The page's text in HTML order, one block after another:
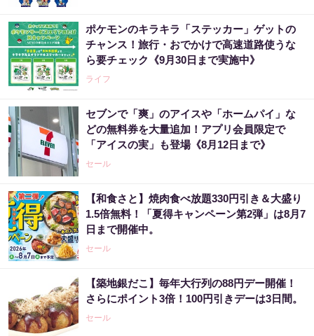
ポケモンのキラキラ「ステッカー」ゲットの
チャンス！旅行・おでかけで高速道路使うな
ら要チェック《9月30日まで実施中》
ライフ
セブンで「爽」のアイスや「ホームパイ」な
どの無料券を大量追加！アプリ会員限定で
「アイスの実」も登場《8月12日まで》
セール
【和食さと】焼肉食べ放題330円引き＆大盛り
1.5倍無料！「夏得キャンペーン第2弾」は8月7
日まで開催中。
セール
【築地銀だこ】毎年大行列の88円デー開催！
さらにポイント3倍！100円引きデーは3日間。
セール